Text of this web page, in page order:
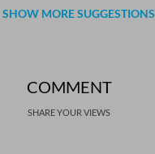
SHOW MORE SUGGESTIONS
COMMENT
SHARE YOUR VIEWS